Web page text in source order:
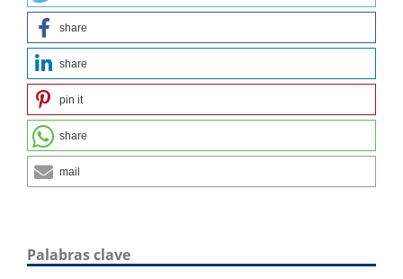
share
share
pin it
share
mail
Palabras clave